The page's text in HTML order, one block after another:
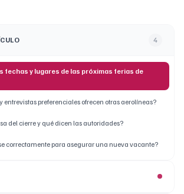
4
fechas y lugares de las próximas ferias de
entrevistas preferenciales ofrecen otras aerolíneas?
del cierre y qué dicen las autoridades?
correctamente para asegurar una nueva vacante?